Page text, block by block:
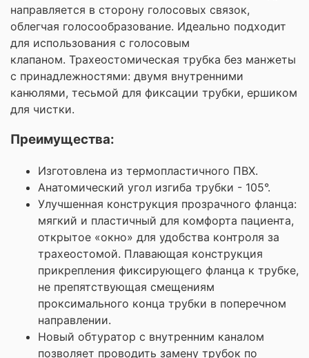
направляется в сторону голосовых связок,
облегчая голосообразование. Идеально подходит
для использования с голосовым
клапаном. Трахеостомическая трубка без манжеты
с принадлежностями: двумя внутренними
канюлями, тесьмой для фиксации трубки, ершиком
для чистки.
Преимущества:
Изготовлена из термопластичного ПВХ.
Анатомический угол изгиба трубки - 105°.
Улучшенная конструкция прозрачного фланца:
мягкий и пластичный для комфорта пациента,
открытое «окно» для удобства контроля за
трахеостомой. Плавающая конструкция
прикрепления фиксирующего фланца к трубке,
не препятствующая смещениям
проксимального конца трубки в поперечном
направлении.
Новый обтуратор с внутренним каналом
позволяет проводить замену трубок по